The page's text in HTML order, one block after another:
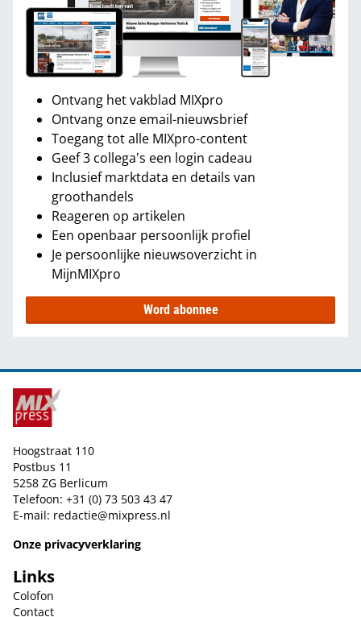
Ontvang het vakblad MIXpro
Ontvang onze email-nieuwsbrief
Toegang tot alle MIXpro-content
Geef 3 collega's een login cadeau
Inclusief marktdata en details van
groothandels
Reageren op artikelen
Een openbaar persoonlijk profiel
Je persoonlijke nieuwsoverzicht in
MijnMIXpro
Word abonnee
Hoogstraat 110
Postbus 11
5258 ZG Berlicum
Telefoon: +31 (0) 73 503 43 47
E-mail: redactie@mixpress.nl
Onze privacyverklaring
Links
Colofon
Contact